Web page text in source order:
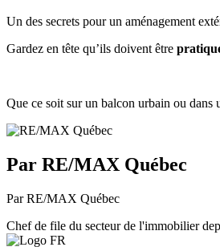
Un des secrets pour un aménagement
Gardez en tête qu’ils doivent être
Que ce soit sur un balcon urbain ou dans
Par RE/MAX Québec
Par RE/MAX Québec
Chef de file du secteur de l'immobilier